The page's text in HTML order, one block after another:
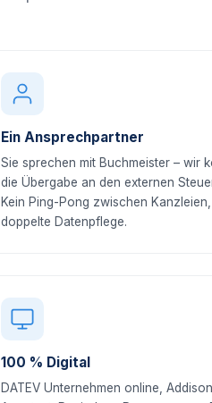
Ein Ansprechpartner
Sie sprechen mit Buchmeister – wir
die Übergabe an den externen
Kein Ping-Pong zwischen
doppelte Datenpflege.
100 % Digital
DATEV Unternehmen online,